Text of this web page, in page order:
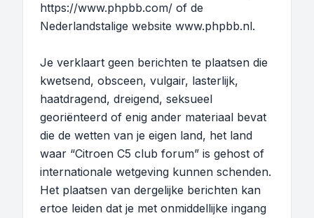
https://www.phpbb.com/ of de
Nederlandstalige website www.phpbb.nl.
Je verklaart geen berichten te plaatsen die
kwetsend, obsceen, vulgair, lasterlijk,
haatdragend, dreigend, seksueel
georiënteerd of enig ander materiaal bevat
die de wetten van je eigen land, het land
waar “Citroen C5 club forum” is gehost of
internationale wetgeving kunnen schenden.
Het plaatsen van dergelijke berichten kan
ertoe leiden dat je met onmiddellijke ingang